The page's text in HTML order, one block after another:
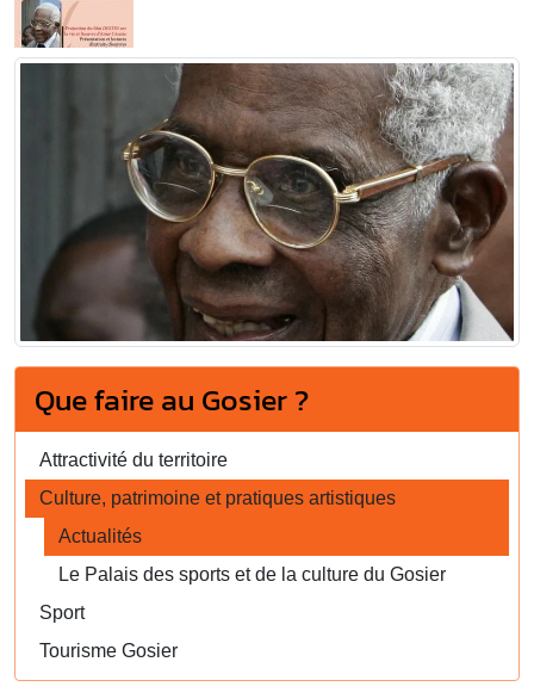
Que faire au Gosier ?
Attractivité du territoire
Culture, patrimoine et pratiques artistiques
Actualités
Le Palais des sports et de la culture du Gosier
Sport
Tourisme Gosier